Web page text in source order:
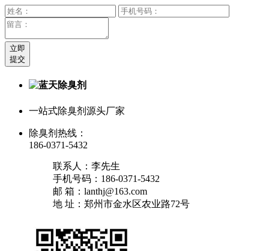
立即
提交
一站式除臭剂源头厂家
除臭剂热线：
186-0371-5432
联系人：李先生
手机号码：186-0371-5432
邮 箱：lanthj@163.com
地 址：郑州市金水区农业路72号